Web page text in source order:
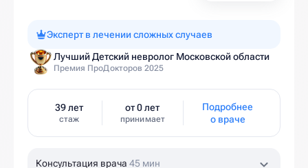
Эксперт в лечении сложных случаев
Лучший Детский невролог Московской области
Премия ПроДокторов 2025
39 лет
стаж
от 0 лет
принимает
Подробнее
о враче
Консультация врача 45 мин